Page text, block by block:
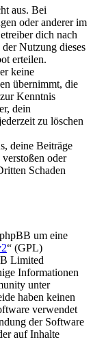
aus. Bei
oder anderer im
dich nach
Nutzung dieses
erteilen.
keine
übernimmt, die
Kenntnis
dein
zu löschen
deine Beiträge
oder
Schaden
um eine
“ (GPL)
Limited
Informationen
unter
haben keinen
verwendet
der Software
auf Inhalte